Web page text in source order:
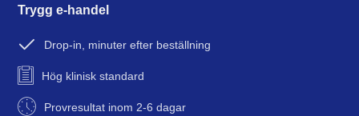
Trygg e-handel
Drop-in, minuter efter beställning
Hög klinisk standard
Provresultat inom 2-6 dagar